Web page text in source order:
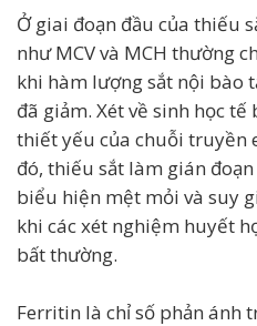
Ở giai đoạn đầu của thiếu
như MCV và MCH thường
khi hàm lượng sắt nội bào
đã giảm. Xét về sinh học
thiết yếu của chuỗi truyền
đó, thiếu sắt làm gián
biểu hiện mệt mỏi và suy
khi các xét nghiệm huyết
bất thường.
Ferritin là chỉ số phản ánh